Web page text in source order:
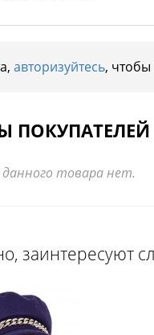
авторизуйтесь, чтобы
ПОКУПАТЕЛЕЙ
товара нет.
заинтересуют